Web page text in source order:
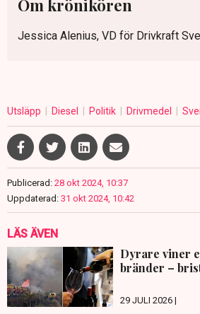
Om krönikören
Jessica Alenius, VD för Drivkraft
Utsläpp Diesel Politik Drivmedel
Publicerad: 28 okt 2024, 10:37
Uppdaterad: 31 okt 2024, 10:42
LÄS ÄVEN
Dyrare viner
bränder –
29 JULI 2026 |